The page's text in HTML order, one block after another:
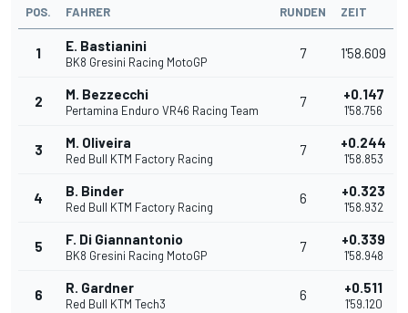
POS. FAHRER RUNDEN ZEIT
1 E. Bastianini
BK8 Gresini Racing MotoGP
7 1'58.609
2 M. Bezzecchi
Pertamina Enduro VR46 Racing Team
7 +0.147
1'58.756
3 M. Oliveira
Red Bull KTM Factory Racing
7 +0.244
1'58.853
4 B. Binder
Red Bull KTM Factory Racing
6 +0.323
1'58.932
5 F. Di Giannantonio
BK8 Gresini Racing MotoGP
7 +0.339
1'58.948
6 R. Gardner
Red Bull KTM Tech3
6 +0.511
1'59.120